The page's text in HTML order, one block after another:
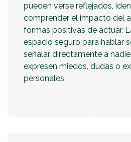
pueden verse reflejados,
comprender el impacto del
formas positivas de actuar.
espacio seguro para hablar
señalar directamente a
expresen miedos, dudas o
personales.